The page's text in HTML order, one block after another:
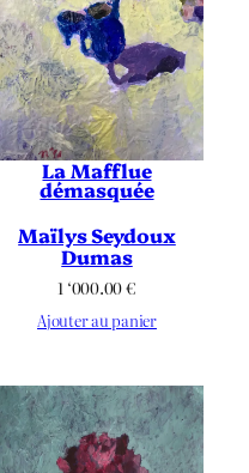
La Mafflue
démasquée
Maïlys Seydoux
Dumas
1 ‘000.00€
Ajouter au panier